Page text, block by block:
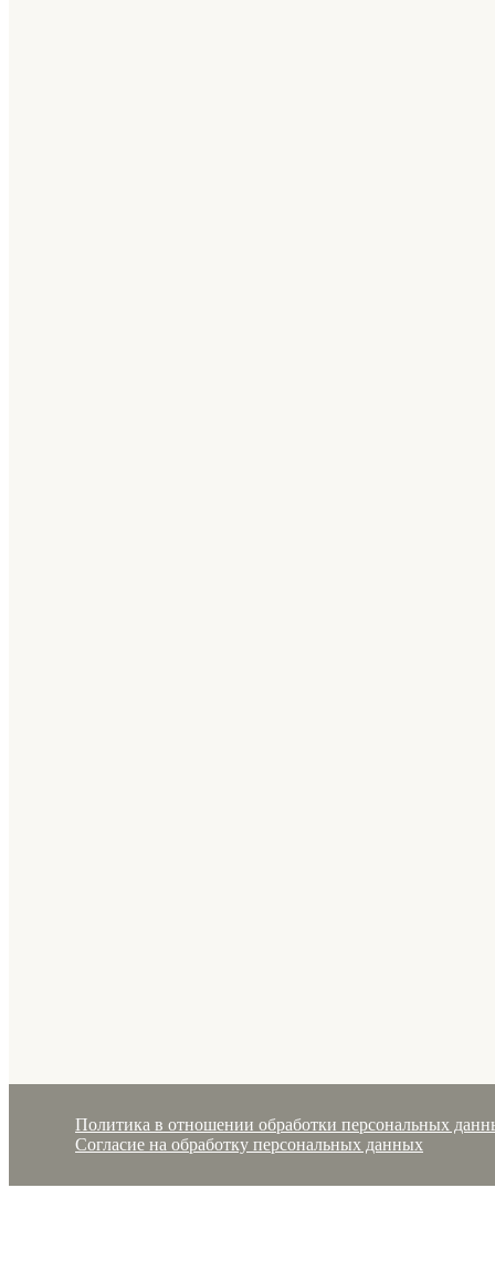
Политика в отношении обработки персональных
Согласие на обработку персональных данных